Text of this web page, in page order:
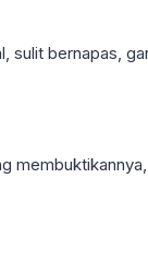
sulit bernapas,